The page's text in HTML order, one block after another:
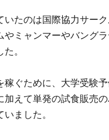
いたのは国際協力サー
やミャンマーやバング
。
稼ぐために、大学受験
加えて単発の試食販売
ました。